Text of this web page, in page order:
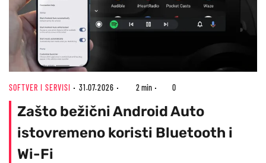
SOFTVER I SERVISI 31.07.2026 2 min 0
Zašto bežični Android Auto
istovremeno koristi Bluetooth i
Wi-Fi